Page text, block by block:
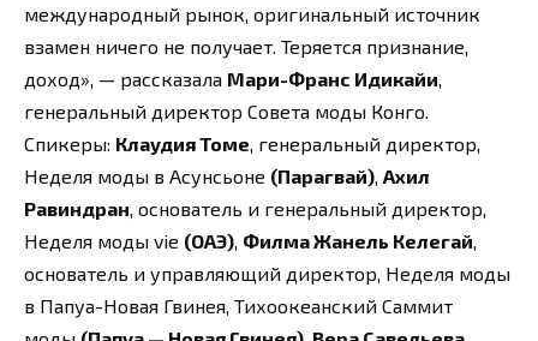
международный рынок, оригинальный источник
взамен ничего не получает. Теряется признание,
доход», — рассказала Мари-Франс Идикайи
генеральный директор Совета моды Конго.
Спикеры: Клаудия Томе , генеральный директор,
Неделя моды в Асунсьоне (Парагвай) Ахил
Равиндран , основатель и генеральный директор,
Неделя моды vie (ОАЭ) Филма Жанель Келегай
основатель и управляющий директор, Неделя моды
в Папуа-Новая Гвинея, Тихоокеанский Саммит